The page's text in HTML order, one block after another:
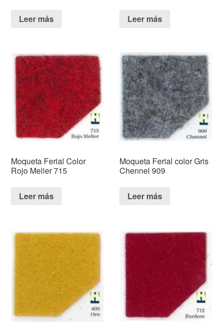
Leer más Leer más
Moqueta Ferial Color
Rojo Melier 715
Leer más
Moqueta Ferial color Gris
Chennel 909
Leer más